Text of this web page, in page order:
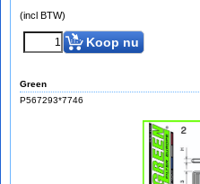
(incl BTW)
Koop nu
Green
P567293*7746